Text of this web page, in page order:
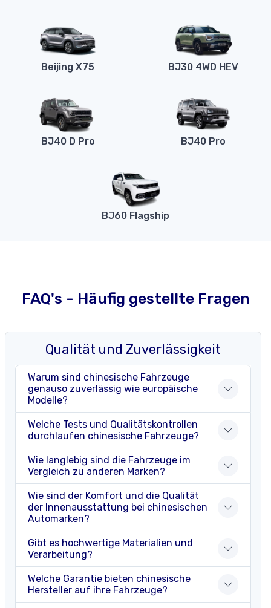
Beijing X75 BJ30 4WD HEV
BJ40 D Pro BJ40 Pro
BJ60 Flagship
FAQ's - Häufig gestellte Fragen
Qualität und Zuverlässigkeit
Warum sind chinesische Fahrzeuge
genauso zuverlässig wie europäische
Modelle?
Welche Tests und Qualitätskontrollen
durchlaufen chinesische Fahrzeuge?
Wie langlebig sind die Fahrzeuge im
Vergleich zu anderen Marken?
Wie sind der Komfort und die Qualität
der Innenausstattung bei chinesischen
Automarken?
Gibt es hochwertige Materialien und
Verarbeitung?
Welche Garantie bieten chinesische
Hersteller auf ihre Fahrzeuge?